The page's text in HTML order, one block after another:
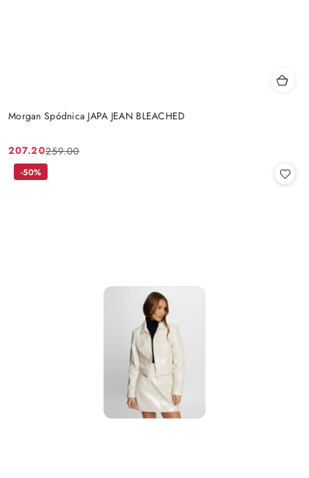
Morgan Spódnica JAPA JEAN BLEACHED
Cena
promocyjna:
207.20
Cena
przed
259.00
-50%